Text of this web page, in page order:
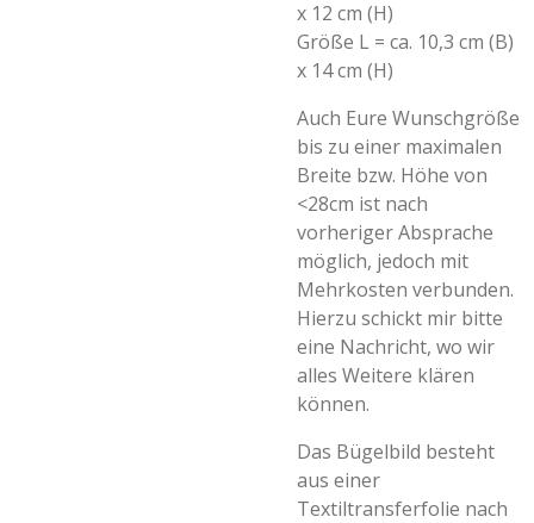
x 12 cm (H)
Größe L = ca. 10,3 cm (B)
x 14 cm (H)
Auch Eure Wunschgröße
bis zu einer maximalen
Breite bzw. Höhe von
<28cm ist nach
vorheriger Absprache
möglich, jedoch mit
Mehrkosten verbunden.
Hierzu schickt mir bitte
eine Nachricht, wo wir
alles Weitere klären
können.
Das Bügelbild besteht
aus einer
Textiltransferfolie nach